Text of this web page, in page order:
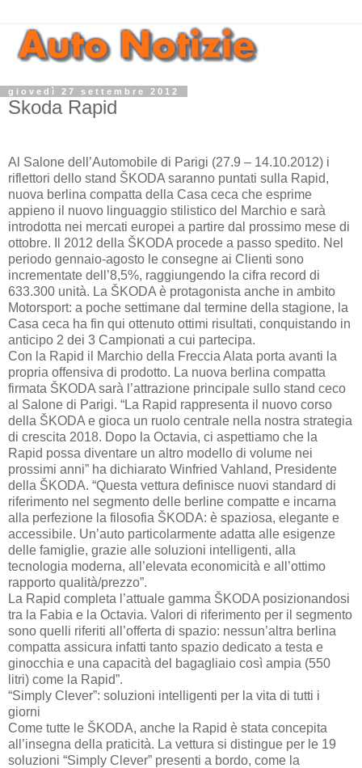
giovedì 27 settembre 2012
Skoda Rapid
Al Salone dell’Automobile di Parigi (27.9 – 14.10.2012) i
riflettori dello stand ŠKODA saranno puntati sulla Rapid,
nuova berlina compatta della Casa ceca che esprime
appieno il nuovo linguaggio stilistico del Marchio e sarà
introdotta nei mercati europei a partire dal prossimo mese di
ottobre. Il 2012 della ŠKODA procede a passo spedito. Nel
periodo gennaio-agosto le consegne ai Clienti sono
incrementate dell’8,5%, raggiungendo la cifra record di
633.300 unità. La ŠKODA è protagonista anche in ambito
Motorsport: a poche settimane dal termine della stagione, la
Casa ceca ha fin qui ottenuto ottimi risultati, conquistando in
anticipo 2 dei 3 Campionati a cui partecipa.
Con la Rapid il Marchio della Freccia Alata porta avanti la
propria offensiva di prodotto. La nuova berlina compatta
firmata ŠKODA sarà l’attrazione principale sullo stand ceco
al Salone di Parigi. “La Rapid rappresenta il nuovo corso
della ŠKODA e gioca un ruolo centrale nella nostra strategia
di crescita 2018. Dopo la Octavia, ci aspettiamo che la
Rapid possa diventare un altro modello di volume nei
prossimi anni” ha dichiarato Winfried Vahland, Presidente
della ŠKODA. “Questa vettura definisce nuovi standard di
riferimento nel segmento delle berline compatte e incarna
alla perfezione la filosofia ŠKODA: è spaziosa, elegante e
accessibile. Un’auto particolarmente adatta alle esigenze
delle famiglie, grazie alle soluzioni intelligenti, alla
tecnologia moderna, all’elevata economicità e all’ottimo
rapporto qualità/prezzo”.
La Rapid completa l’attuale gamma ŠKODA posizionandosi
tra la Fabia e la Octavia. Valori di riferimento per il segmento
sono quelli riferiti all’offerta di spazio: nessun’altra berlina
compatta assicura infatti tanto spazio dedicato a testa e
ginocchia e una capacità del bagagliaio così ampia (550
litri) come la Rapid”.
“Simply Clever”: soluzioni intelligenti per la vita di tutti i
giorni
Come tutte le ŠKODA, anche la Rapid è stata concepita
all’insegna della praticità. La vettura si distingue per le 19
soluzioni “Simply Clever” presenti a bordo, come la